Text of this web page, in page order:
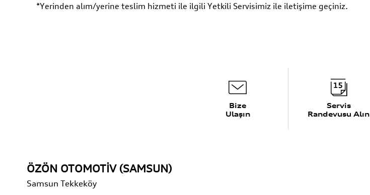
*Yerinden alım/yerine teslim hizmeti ile ilgili Yetkili Servisimiz ile iletişime geçiniz.
Bize
Ulaşın
Servis
Randevusu Alın
ÖZÖN OTOMOTİV (SAMSUN)
Samsun Tekkeköy